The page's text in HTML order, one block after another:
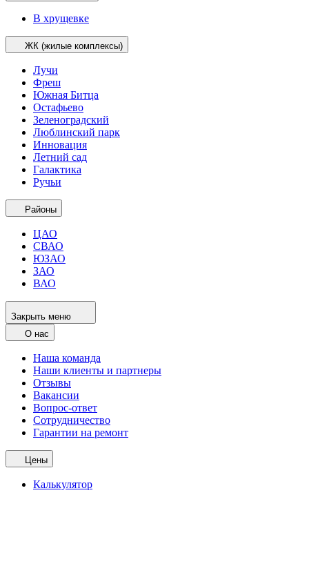
В хрущевке
ЖК (жилые комплексы)
Лучи
Фреш
Южная Битца
Остафьево
Зеленоградский
Люблинский парк
Инновация
Летний сад
Галактика
Ручьи
Районы
ЦАО
СВАО
ЮЗАО
ЗАО
ВАО
Закрыть меню
О нас
Наша команда
Наши клиенты и партнеры
Отзывы
Вакансии
Вопрос-ответ
Сотрудничество
Гарантии на ремонт
Цены
Калькулятор